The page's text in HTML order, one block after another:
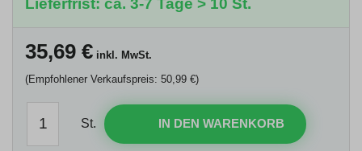
35,69 € inkl. MwSt.
(Empfohlener Verkaufspreis: 50,99 €)
St. IN DEN WARENKORB